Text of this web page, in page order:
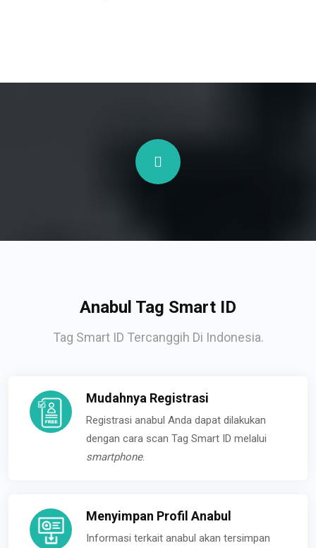
Anabul Tag Smart ID
Tag Smart ID Tercanggih Di Indonesia.
Mudahnya Registrasi
Registrasi anabul Anda dapat dilakukan
dengan cara scan Tag Smart ID melalui
smartphone.
Menyimpan Profil Anabul
Informasi terkait anabul akan tersimpan